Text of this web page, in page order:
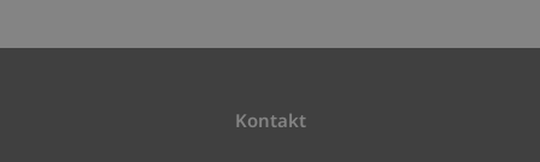
Kontakt